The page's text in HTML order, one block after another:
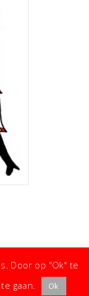
Door op "Ok" te
gaan.
Ok